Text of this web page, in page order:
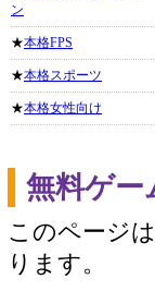
ン
★本格FPS
★本格スポーツ
★本格女性向け
無料ゲー
このページ
ります。